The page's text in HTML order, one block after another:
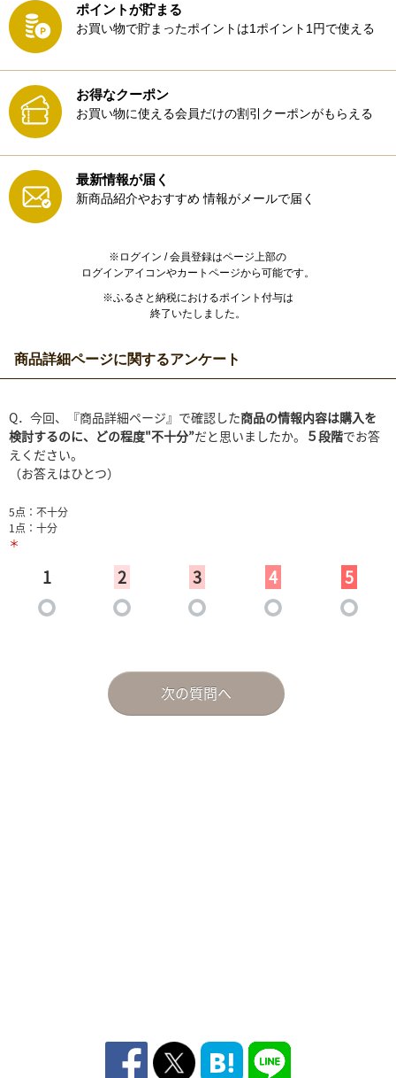
ポイントが貯まる
お買い物で貯まったポイントは1ポイント1円で使える
お得なクーポン
お買い物に使える会員だけの割引クーポンがもらえる
最新情報が届く
新商品紹介やおすすめ 情報がメールで届く
※ログイン / 会員登録はページ上部の
ログインアイコンやカートページから可能です。
※ふるさと納税におけるポイント付与は
終了いたしました。
商品詳細ページに関するアンケート